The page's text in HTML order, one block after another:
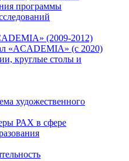
программы
(2009-2012)
«ACADEMIA» (с 2020)
круглые столы и
художественного
РАХ в сфере